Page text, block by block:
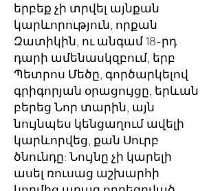
երբեք չի տրվել այնքան
կարևորություն, որքան
Զատիկին, ու անգամ 18-րդ
դարի ամենասկզբում, երբ
Պետրոս Մեծը, գործարկելով
գրիգորյան օրացույցը, երևան
բերեց Նոր տարին, այն
նույնպես կենցաղում ավելի
կարևորվեց, քան Սուրբ
ծնունդը: Նույնը չի կարելի
ասել ռուսաց աշխարհի